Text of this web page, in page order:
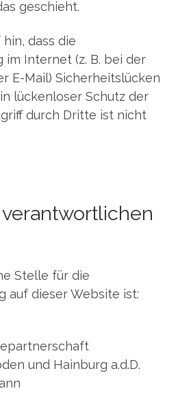
geschieht.
dass die
im Internet (z. B. bei der
E-Mail) Sicherheitslücken
lückenloser Schutz der
durch Dritte ist nicht
Stelle für die
auf dieser Website ist:
und Hainburg a.d.D.